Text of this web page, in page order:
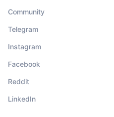
Community
Telegram
Instagram
Facebook
Reddit
LinkedIn